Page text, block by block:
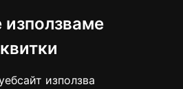
използваме
използва
43